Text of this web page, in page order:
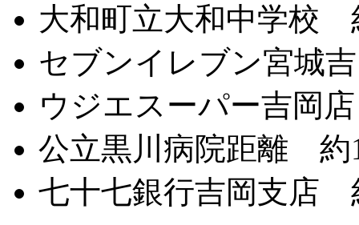
大和町立大和中学校
セブンイレブン宮城
ウジエスーパー吉岡
公立黒川病院距離 約
七十七銀行吉岡支店